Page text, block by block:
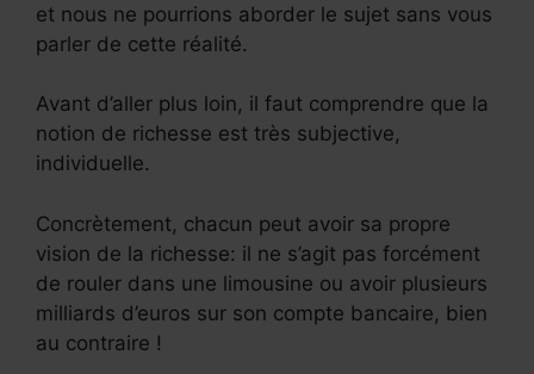
et nous ne pourrions aborder le sujet sans vous
parler de cette réalité.
Avant d’aller plus loin, il faut comprendre que la
notion de richesse est très subjective,
individuelle.
Concrètement, chacun peut avoir sa propre
vision de la richesse: il ne s’agit pas forcément
de rouler dans une limousine ou avoir plusieurs
milliards d’euros sur son compte bancaire, bien
au contraire !